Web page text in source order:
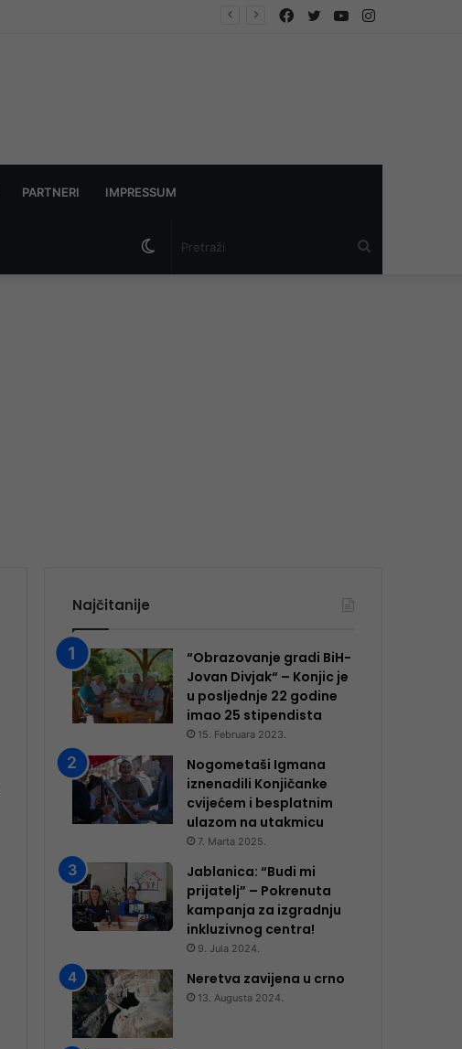
Instagram
YouTube
Twitter
Facebook
PARTNERI IMPRESSUM
Switch
Najčitanije
“Obrazovanje gradi BiH-
Jovan Divjak“ – Konjic je
u posljednje 22 godine
imao 25 ​​stipendista
15. Februara 2023.
Nogometaši Igmana
iznenadili Konjičanke
cvijećem i besplatnim
ulazom na utakmicu
7. Marta 2025.
Jablanica: “Budi mi
prijatelj” – Pokrenuta
kampanja za izgradnju
inkluzivnog centra!
9. Jula 2024.
Neretva zavijena u crno
13. Augusta 2024.